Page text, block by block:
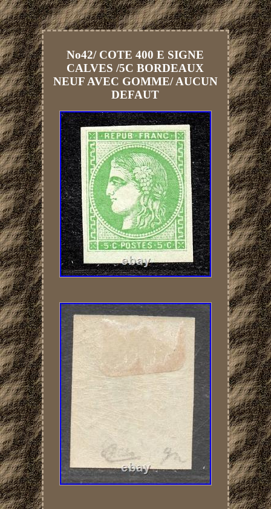
No42/ COTE 400 E SIGNE
CALVES /5C BORDEAUX
NEUF AVEC GOMME/ AUCUN
DEFAUT